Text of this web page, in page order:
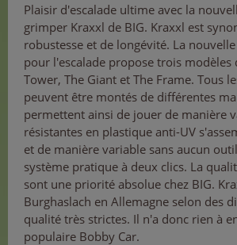
Plaisir d'escalade ultime avec la
grimper Kraxxl de BIG. Kraxxl est
robustesse et de longévité. La
pour l'escalade propose trois modèles
Tower, The Giant et The Frame. Tous
peuvent être montés de différentes
permettent ainsi de jouer de manière
résistantes en plastique anti-UV
et de manière variable sans aucun
système pratique à deux clics. La
sont une priorité absolue chez BIG.
Burghaslach en Allemagne selon des
qualité très strictes. Il n'a donc rien à
populaire Bobby Car.